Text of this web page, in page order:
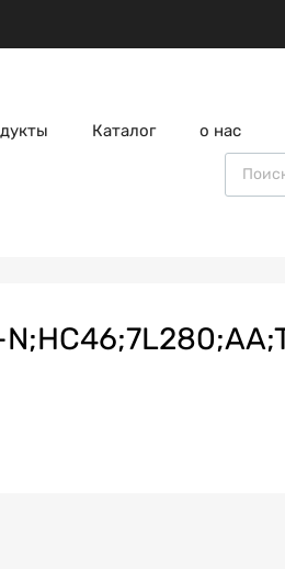
Каталог о нас
Поиск